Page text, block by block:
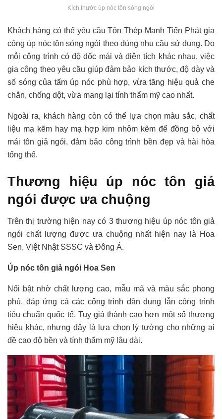
Kích thước úp nóc tôn sóng ngói
Khách hàng có thể yêu cầu Tôn Thép Mạnh Tiến Phát gia
công úp nóc tôn sóng ngói theo đúng nhu cầu sử dụng. Do
mỗi công trình có độ dốc mái và diện tích khác nhau, việc
gia công theo yêu cầu giúp đảm bảo kích thước, độ dày và
số sóng của tấm úp nóc phù hợp, vừa tăng hiệu quả che
chắn, chống dột, vừa mang lại tính thẩm mỹ cao nhất.
Ngoài ra, khách hàng còn có thể lựa chọn màu sắc, chất
liệu mạ kẽm hay mạ hợp kim nhôm kẽm để đồng bộ với
mái tôn giả ngói, đảm bảo công trình bền đẹp và hài hòa
tổng thể.
Thương hiệu úp nóc tôn giả
ngói được ưa chuộng
Trên thị trường hiện nay có 3 thương hiệu úp nóc tôn giả
ngói chất lượng được ưa chuộng nhất hiện nay là Hoa
Sen, Việt Nhật SSSC và Đông Á.
Úp nóc tôn giả ngói Hoa Sen
Nổi bật nhờ chất lượng cao, mẫu mã và màu sắc phong
phú, đáp ứng cả các công trình dân dụng lẫn công trình
tiêu chuẩn quốc tế. Tuy giá thành cao hơn một số thương
hiệu khác, nhưng đây là lựa chọn lý tưởng cho những ai
đề cao độ bền và tính thẩm mỹ lâu dài.